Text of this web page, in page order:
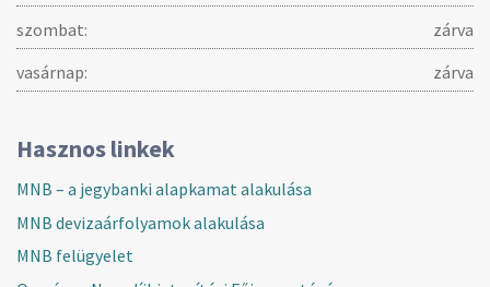
szombat:
zárva
vasárnap:
zárva
Hasznos linkek
MNB – a jegybanki alapkamat alakulása
MNB devizaárfolyamok alakulása
MNB felügyelet